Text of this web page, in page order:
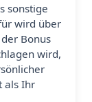
sonstige
wird über
Bonus
wird,
als Ihr